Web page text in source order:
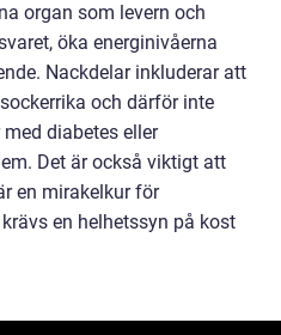
organ som levern och
öka energinivåerna
Nackdelar inkluderar att
och därför inte
diabetes eller
Det är också viktigt att
en mirakelkur för
en helhetssyn på kost